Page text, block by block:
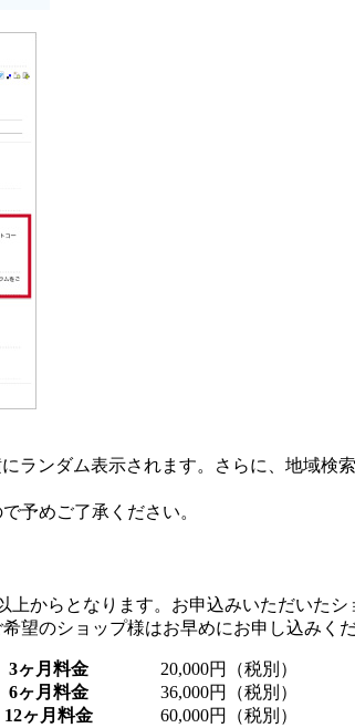
ランダム表示されます。さらに、地域検
予めご了承ください。
からとなります。お申込みいただいた
望のショップ様はお早めにお申し込みくだ
3ヶ月料金
20,000円（税別）
6ヶ月料金
36,000円（税別）
12ヶ月料金
60,000円（税別）